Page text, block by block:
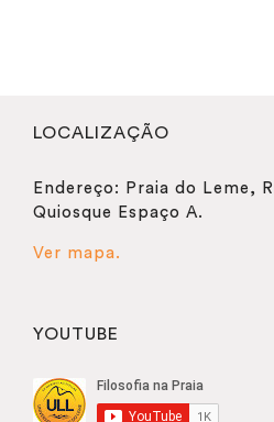
LOCALIZAÇÃO
Endereço: Praia do Leme,
Quiosque Espaço A.
Ver mapa.
YOUTUBE